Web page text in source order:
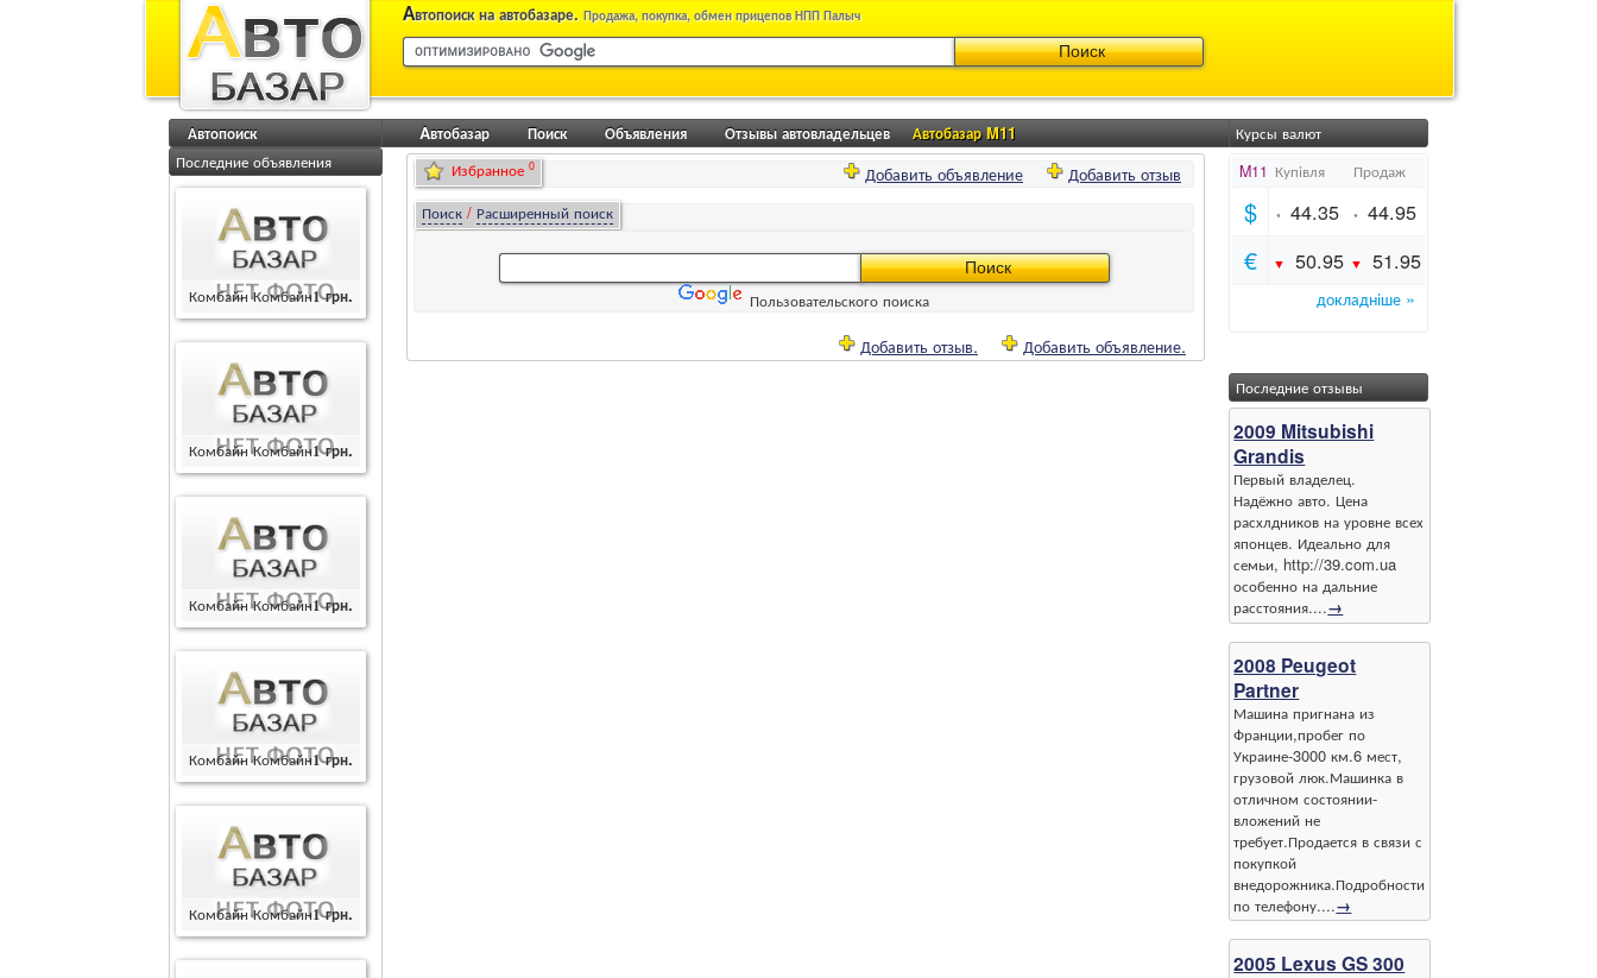
Автопоиск на автобазаре. Продажа, покупка, обмен прицепов НПП Палыч
Aвтобазар Поиск Объявления Отзывы автовладельцев Автобазар M11
Автопоиск
Последние объявления
Комбайн Комбайн1 грн.
Комбайн Комбайн1 грн.
Комбайн Комбайн1 грн.
Комбайн Комбайн1 грн.
Комбайн Комбайн1 грн.
Добавить отзыв
Добавить объявление
Избранное 0
Поиск / Расширенный поиск
Пользовательского поиска
Добавить объявление.
Добавить отзыв.
Курсы валют
Последние отзывы
2009 Mitsubishi
Grandis
Первый владелец.
Надёжно авто. Цена
расхлдников на уровне всех
японцев. Идеально для
семьи, http://39.com.ua
особенно на дальние
расстояния....→
2008 Peugeot
Partner
Машина пригнана из
Франции,пробег по
Украине-3000 км.6 мест,
грузовой люк.Машинка в
отличном состоянии-
вложений не
требует.Продается в связи с
покупкой
внедорожника.Подробности
по телефону....→
2005 Lexus GS 300